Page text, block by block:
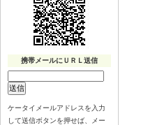
携帯メールにＵＲＬ送信
ケータイメールアドレスを入力
して送信ボタンを押せば、メー